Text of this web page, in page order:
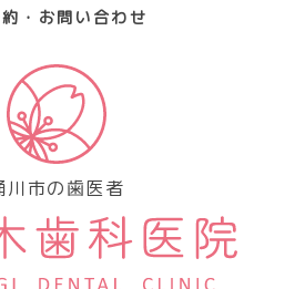
・お問い合わせ
川市の歯医者